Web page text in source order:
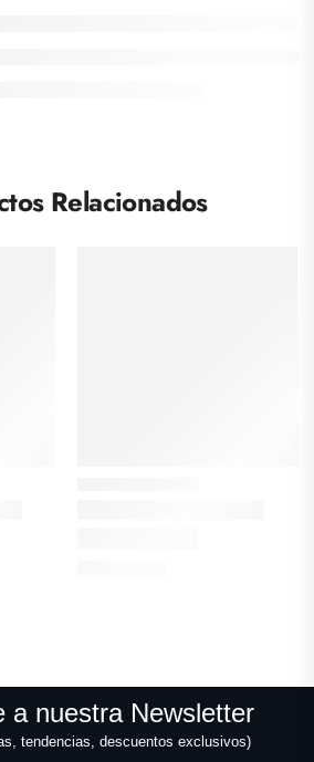
Relacionados
a nuestra Newsletter
tendencias, descuentos exclusivos)